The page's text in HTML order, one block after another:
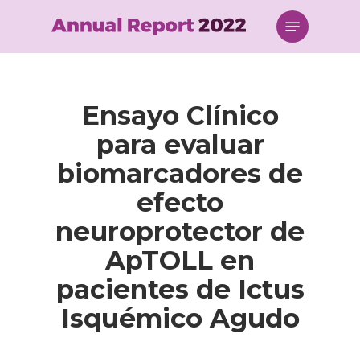
content
Menu
Ensayo Clínico
para evaluar
biomarcadores de
efecto
neuroprotector de
ApTOLL en
pacientes de Ictus
Isquémico Agudo